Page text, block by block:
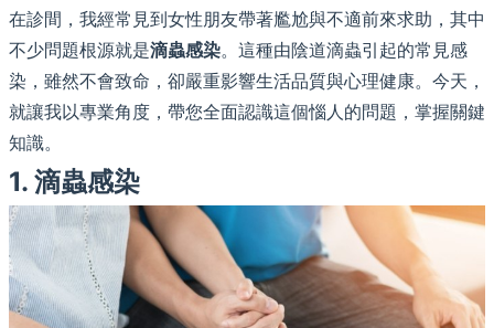
在診間，我經常見到女性朋友帶著尷尬與不適前來求助，其中
不少問題根源就是滴蟲感染。這種由陰道滴蟲引起的常見感
染，雖然不會致命，卻嚴重影響生活品質與心理健康。今天，
就讓我以專業角度，帶您全面認識這個惱人的問題，掌握關鍵
知識。
1. 滴蟲感染